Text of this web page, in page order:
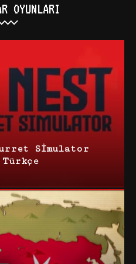
OYUNLARI
Simulator